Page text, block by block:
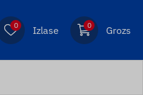
0 Izlase 0 Grozs